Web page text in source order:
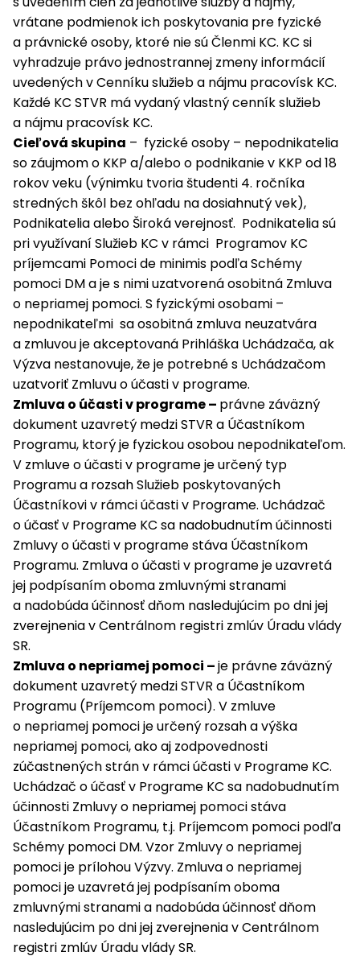
vrátane podmienok ich poskytovania pre fyzické
a právnické osoby, ktoré nie sú Členmi KC. KC si
vyhradzuje právo jednostrannej zmeny informácií
uvedených v Cenníku služieb a nájmu pracovísk KC.
Každé KC STVR má vydaný vlastný cenník služieb
a nájmu pracovísk KC.
Cieľová skupina – fyzické osoby – nepodnikatelia
so záujmom o KKP a/alebo o podnikanie v KKP od 18
rokov veku (výnimku tvoria študenti 4. ročníka
stredných škôl bez ohľadu na dosiahnutý vek),
Podnikatelia alebo Široká verejnosť. Podnikatelia sú
pri využívaní Služieb KC v rámci Programov KC
príjemcami Pomoci de minimis podľa Schémy
pomoci DM a je s nimi uzatvorená osobitná Zmluva
o nepriamej pomoci. S fyzickými osobami –
nepodnikateľmi sa osobitná zmluva neuzatvára
a zmluvou je akceptovaná Prihláška Uchádzača, ak
Výzva nestanovuje, že je potrebné s Uchádzačom
uzatvoriť Zmluvu o účasti v programe.
Zmluva o účasti v programe – právne záväzný
dokument uzavretý medzi STVR a Účastníkom
Programu, ktorý je fyzickou osobou nepodnikateľom.
V zmluve o účasti v programe je určený typ
Programu a rozsah Služieb poskytovaných
Účastníkovi v rámci účasti v Programe. Uchádzač
o účasť v Programe KC sa nadobudnutím účinnosti
Zmluvy o účasti v programe stáva Účastníkom
Programu. Zmluva o účasti v programe je uzavretá
jej podpísaním oboma zmluvnými stranami
a nadobúda účinnosť dňom nasledujúcim po dni jej
zverejnenia v Centrálnom registri zmlúv Úradu vlády
SR.
Zmluva o nepriamej pomoci –je právne záväzný
dokument uzavretý medzi STVR a Účastníkom
Programu (Príjemcom pomoci). V zmluve
o nepriamej pomoci je určený rozsah a výška
nepriamej pomoci, ako aj zodpovednosti
zúčastnených strán v rámci účasti v Programe KC.
Uchádzač o účasť v Programe KC sa nadobudnutím
účinnosti Zmluvy o nepriamej pomoci stáva
Účastníkom Programu, t.j. Príjemcom pomoci podľa
Schémy pomoci DM. Vzor Zmluvy o nepriamej
pomoci je prílohou Výzvy. Zmluva o nepriamej
pomoci je uzavretá jej podpísaním oboma
zmluvnými stranami a nadobúda účinnosť dňom
nasledujúcim po dni jej zverejnenia v Centrálnom
registri zmlúv Úradu vlády SR.